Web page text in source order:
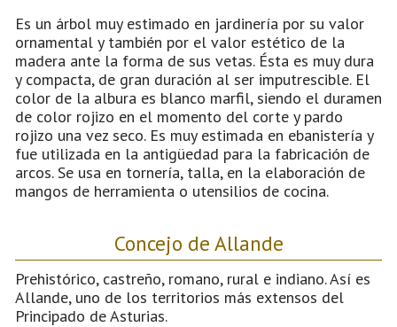
Es un árbol muy estimado en jardinería por su valor
ornamental y también por el valor estético de la
madera ante la forma de sus vetas. Ésta es muy dura
y compacta, de gran duración al ser imputrescible. El
color de la albura es blanco marfil, siendo el duramen
de color rojizo en el momento del corte y pardo
rojizo una vez seco. Es muy estimada en ebanistería y
fue utilizada en la antigüedad para la fabricación de
arcos. Se usa en tornería, talla, en la elaboración de
mangos de herramienta o utensilios de cocina.
Concejo de Allande
Prehistórico, castreño, romano, rural e indiano. Así es
Allande, uno de los territorios más extensos del
Principado de Asturias.